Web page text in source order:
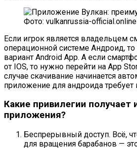
Фото: vulkanrussia-official.online
Если игрок является владельцем
операционной системе Андроид, то
вариант Android App. А если
от IOS, то нужно перейти на App
случае скачивание начинается
приложение для андроида требует
Какие привилегии получает
приложения?
Беспрерывный доступ. Всё,
для вращения барабанов —